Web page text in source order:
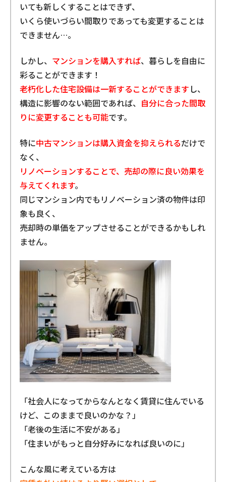
いても新しくすることはできず、
いくら使いづらい間取りであっても変更することは
できません…。
しかし、 マンションを購入すれば、暮らしを自由に
彩ることができます！
老朽化した住宅設備は一新することができます し、
構造に影響のない範囲であれば、 自分に合った間取
りに変更することも可能です。
特に中古マンションは購入資金を抑えられるだけで
なく、
リノベーションすることで、売却の際に良い効果を
与えてくれます。
同じマンション内でもリノベーション済の物件は印
象も良く、
売却時の単価をアップさせることができるかもしれ
ません。
「社会人になってからなんとなく賃貸に住んでいる
けど、このままで良いのかな？」
「老後の生活に不安がある」
「住まいがもっと自分好みになれば良いのに」
こんな風に考えている方は